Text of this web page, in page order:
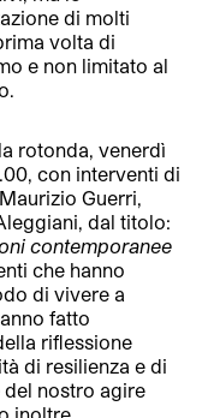
di molti
volta di
e non limitato al
rotonda, venerdì
con interventi di
Guerri,
dal titolo:
contemporanee
che hanno
di vivere a
fatto
riflessione
di resilienza e di
nostro agire